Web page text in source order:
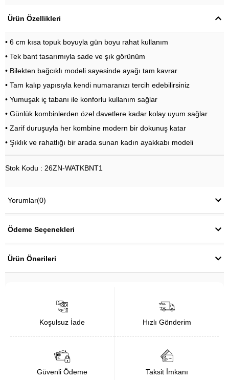
Ürün Özellikleri
• 6 cm kısa topuk boyuyla gün boyu rahat kullanım
• Tek bant tasarımıyla sade ve şık görünüm
• Bilekten bağcıklı modeli sayesinde ayağı tam kavrar
• Tam kalıp yapısıyla kendi numaranızı tercih edebilirsiniz
• Yumuşak iç tabanı ile konforlu kullanım sağlar
• Günlük kombinlerden özel davetlere kadar kolay uyum sağlar
• Zarif duruşuyla her kombine modern bir dokunuş katar
• Şıklık ve rahatlığı bir arada sunan kadın ayakkabı modeli
Stok Kodu : 26ZN-WATKBNT1
Yorumlar(0)
Ödeme Seçenekleri
Ürün Önerileri
Koşulsuz İade Hızlı Gönderim
Güvenli Ödeme Taksit İmkanı